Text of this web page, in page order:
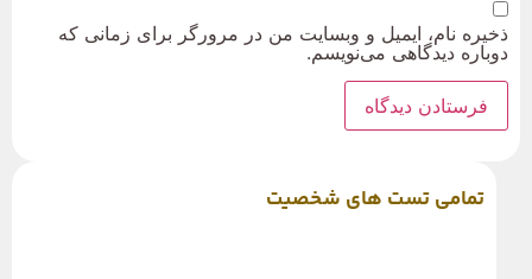
ذخیره نام، ایمیل و وبسایت من در مرورگر برای زمانی که
دوباره دیدگاهی می‌نویسم.
تمامی تست های شخصیت